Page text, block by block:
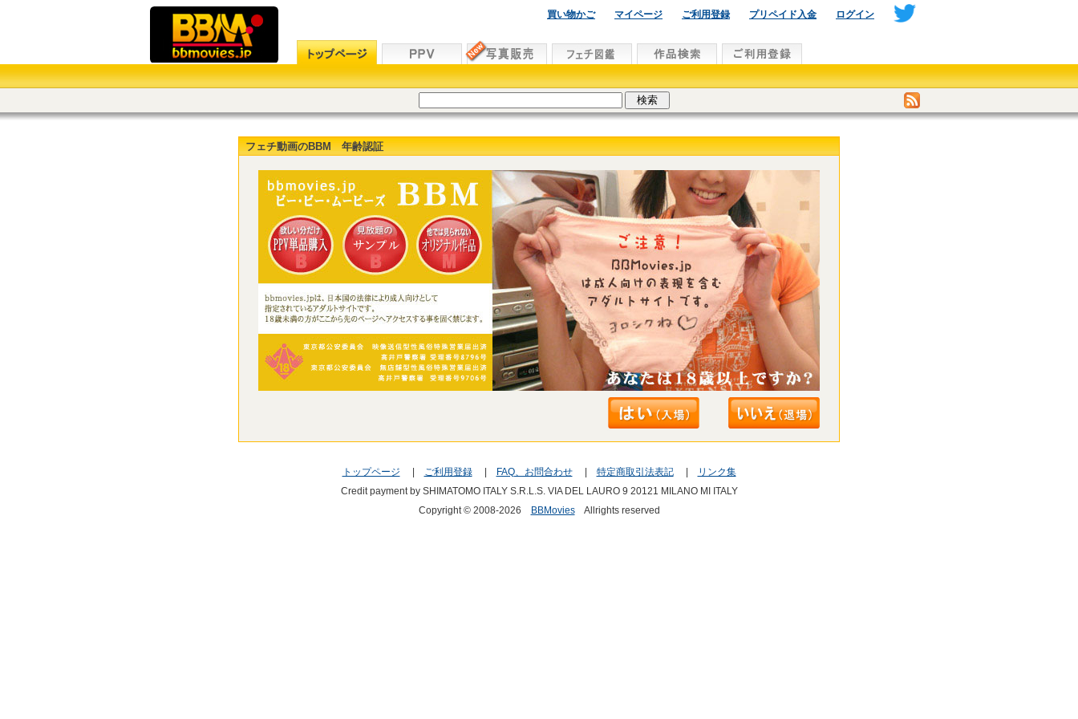
買い物かご マイページ ご利用登録 プリペイド入金 ログイン
フェチ動画のBBM 年齢認証
トップページ ご利用登録| FAQ、お問合わせ| 特定商取引法表記|
リンク集
Credit payment by SHIMATOMO ITALY S.R.L.S. VIA DEL LAURO 9 20121 MILANO MI ITALY
Copyright © 2008-2026
BBMoviesAllrights reserved